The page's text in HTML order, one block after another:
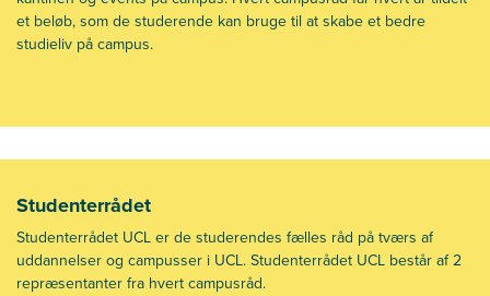
et beløb, som de studerende kan bruge til at skabe et bedre
studieliv på campus.
Studenterrådet
Studenterrådet UCL er de studerendes fælles råd på tværs af
uddannelser og campusser i UCL. Studenterrådet UCL består af 2
repræsentanter fra hvert campusråd.